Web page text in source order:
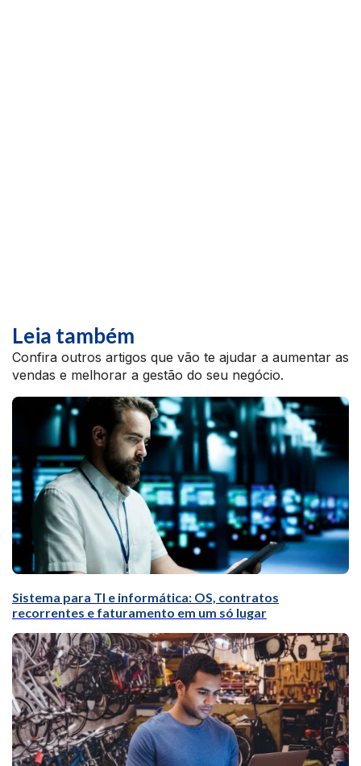
Leia também
Confira outros artigos que vão te ajudar a aumentar as
vendas e melhorar a gestão do seu negócio.
Sistema para TI e informática: OS, contratos
recorrentes e faturamento em um só lugar